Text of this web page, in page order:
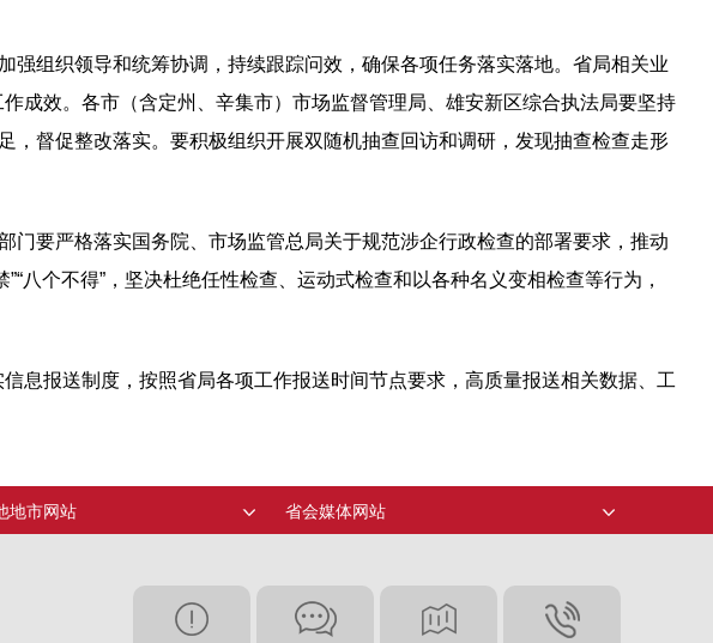
强组织领导和统筹协调，持续跟踪问效，确保各项任务落实落地。省局相关业
成效。各市（含定州、辛集市）市场监督管理局、雄安新区综合执法局要坚持
，督促整改落实。要积极组织开展双随机抽查回访和调研，发现抽查检查走形
门要严格落实国务院、市场监管总局关于规范涉企行政检查的部署要求，推动
八个不得”，坚决杜绝任性检查、运动式检查和以各种名义变相检查等行为，
息报送制度，按照省局各项工作报送时间节点要求，高质量报送相关数据、工